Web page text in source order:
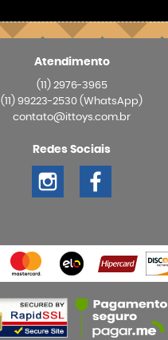
Atendimento
(11)2976-3965
(11) 99223-2530 (WhatsApp)
contato@ittoys.com.br
Redes Sociais